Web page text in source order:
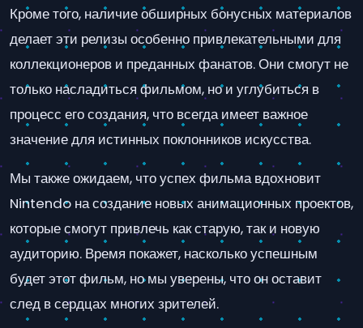
Кроме того, наличие обширных бонусных материалов
делает эти релизы особенно привлекательными для
коллекционеров и преданных фанатов. Они смогут не
только насладиться фильмом, но и углубиться в
процесс его создания, что всегда имеет важное
значение для истинных поклонников искусства.
Мы также ожидаем, что успех фильма вдохновит
Nintendo на создание новых анимационных проектов,
которые смогут привлечь как старую, так и новую
аудиторию. Время покажет, насколько успешным
будет этот фильм, но мы уверены, что он оставит
след в сердцах многих зрителей.